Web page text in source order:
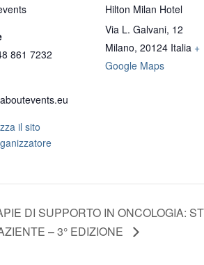
861 7232
il sito
Hilton Milan Hotel
Via L. Galvani, 12
Milano, 20124 Italia +
Google Maps
DI SUPPORTO IN ONCOLOGIA:
– 3° EDIZIONE